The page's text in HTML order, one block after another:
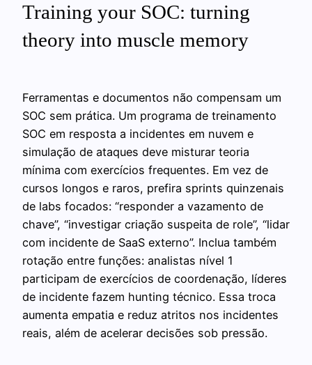
Training your SOC: turning
theory into muscle memory
Ferramentas e documentos não compensam um
SOC sem prática. Um programa de treinamento
SOC em resposta a incidentes em nuvem e
simulação de ataques deve misturar teoria
mínima com exercícios frequentes. Em vez de
cursos longos e raros, prefira sprints quinzenais
de labs focados: “responder a vazamento de
chave”, “investigar criação suspeita de role”, “lidar
com incidente de SaaS externo”. Inclua também
rotação entre funções: analistas nível 1
participam de exercícios de coordenação, líderes
de incidente fazem hunting técnico. Essa troca
aumenta empatia e reduz atritos nos incidentes
reais, além de acelerar decisões sob pressão.